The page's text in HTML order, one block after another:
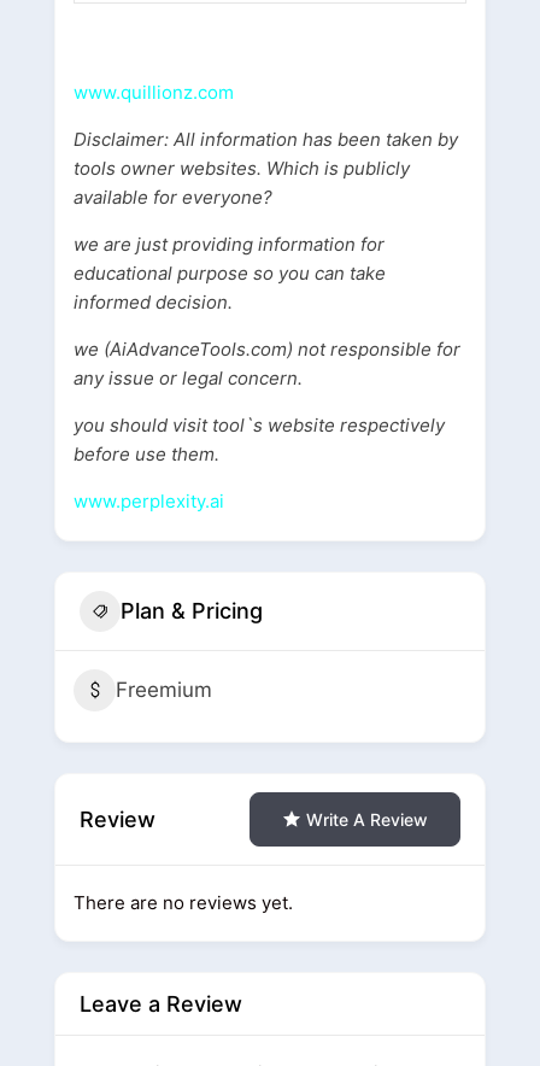
www.quillionz.com
Disclaimer: All information has been taken by
tools owner websites. Which is publicly
available for everyone?
we are just providing information for
educational purpose so you can take
informed decision.
we (AiAdvanceTools.com) not responsible for
any issue or legal concern.
you should visit tool`s website respectively
before use them.
www.perplexity.ai
Plan & Pricing
Freemium
Review Write A Review
There are no reviews yet.
Leave a Review